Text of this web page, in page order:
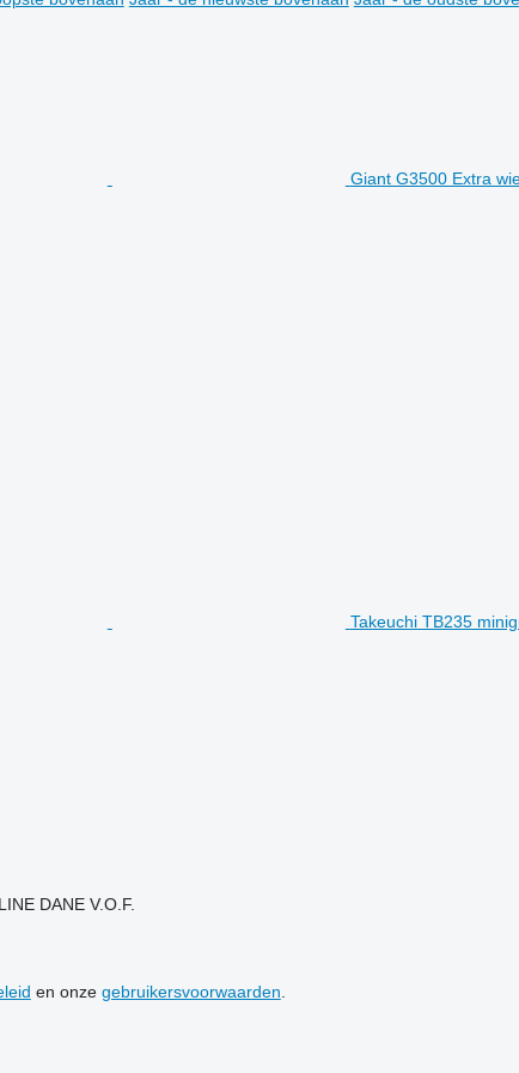
Giant G3500 Extra
Takeuchi TB235
DANE V.O.F.
en onze gebruikersvoorwaarden